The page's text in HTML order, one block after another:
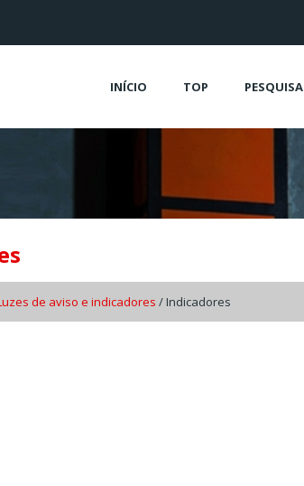
INÍCIO TOP PESQUISA
de aviso e indicadores / Indicadores